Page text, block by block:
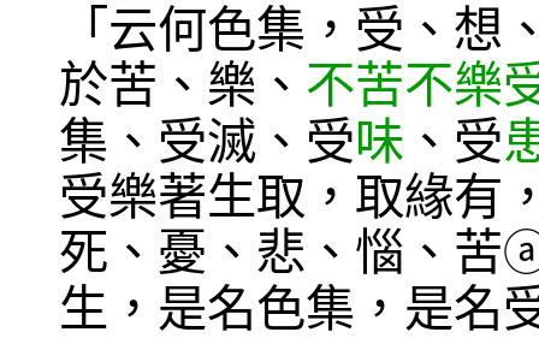
「云何色集，受、
於苦、樂、 不苦不樂
集、受滅、受味 、受
受樂著生取，取緣有
死、憂、悲、惱、苦
生，是名色集，是名